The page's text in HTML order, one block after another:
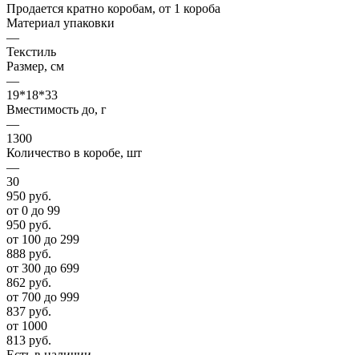
Продается кратно коробам, от 1 короба
Материал упаковки
—
Текстиль
Размер, см
—
19*18*33
Вместимость до, г
—
1300
Количество в коробе, шт
—
30
950 руб.
от 0 до 99
950 руб.
от 100 до 299
888 руб.
от 300 до 699
862 руб.
от 700 до 999
837 руб.
от 1000
813 руб.